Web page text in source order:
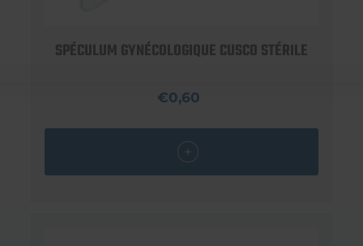
SPÉCULUM GYNÉCOLOGIQUE CUSCO STÉRILE
€0,60